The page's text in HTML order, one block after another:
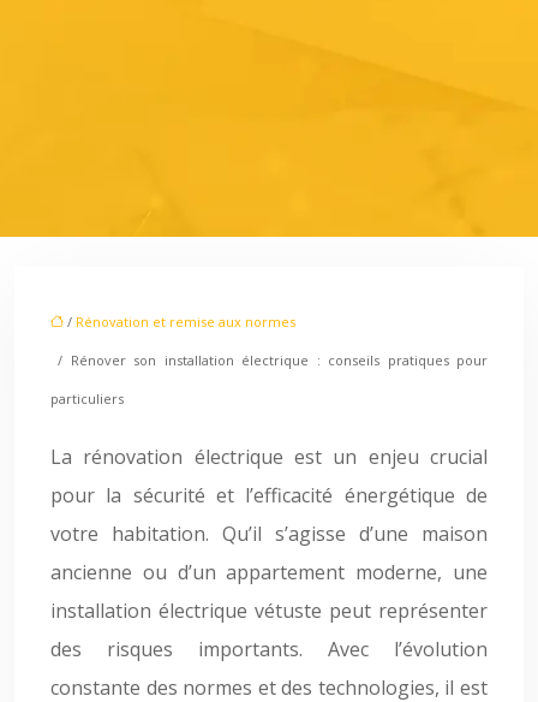
/ Rénovation et remise aux normes
/ Rénover son installation électrique : conseils pratiques pour
particuliers
La rénovation électrique est un enjeu crucial
pour la sécurité et l’efficacité énergétique de
votre habitation. Qu’il s’agisse d’une maison
ancienne ou d’un appartement moderne, une
installation électrique vétuste peut représenter
des risques importants. Avec l’évolution
constante des normes et des technologies, il est